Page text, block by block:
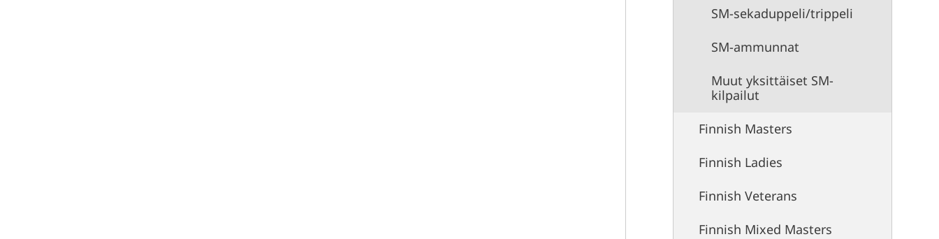
SM-sekaduppeli/trippeli
SM-ammunnat
Muut yksittäiset SM-
kilpailut
Finnish Masters
Finnish Ladies
Finnish Veterans
Finnish Mixed Masters